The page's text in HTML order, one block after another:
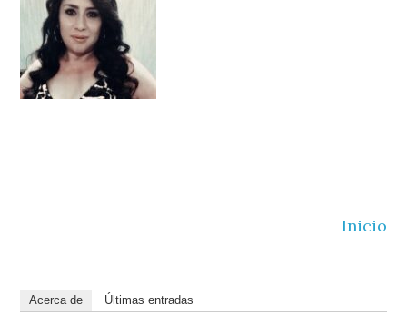
Inicio
Acerca de Últimas entradas